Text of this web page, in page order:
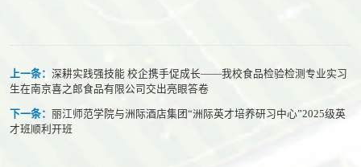
上一条： 深耕实践强技能 校企携手促成长——我校食品检验检测专业实习
生在南京喜之郎食品有限公司交出亮眼答卷
下一条： 丽江师范学院与洲际酒店集团“洲际英才培养研习中心”2025级英
才班顺利开班